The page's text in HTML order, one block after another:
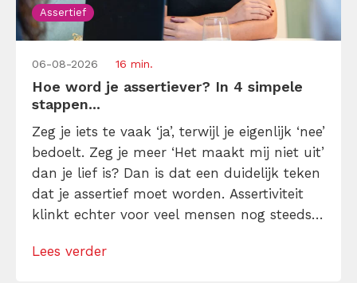
Assertief
06-08-2026 16 min.
Hoe word je assertiever? In 4 simpele
stappen...
Zeg je iets te vaak ‘ja’, terwijl je eigenlijk ‘nee’
bedoelt. Zeg je meer ‘Het maakt mij niet uit’
dan je lief is? Dan is dat een duidelijk teken
dat je assertief moet worden. Assertiviteit
klinkt echter voor veel mensen nog steeds
maar dat is niet zo. Assertiviteit draait juist
Lees verder